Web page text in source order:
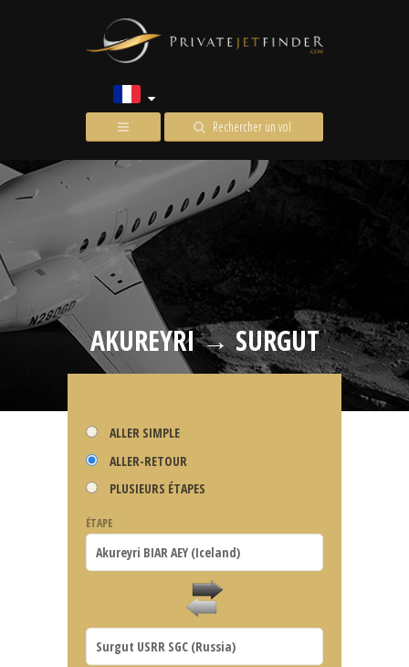
Rechercher un vol
AKUREYRI → SURGUT
ALLER SIMPLE
ALLER-RETOUR
PLUSIEURS ÉTAPES
ÉTAPE